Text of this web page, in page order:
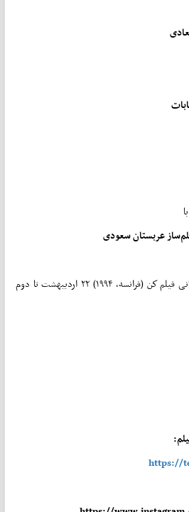
ساز عربستانسعودی
چهل‌وهفتمین دوره جشنواره جهانی فیلم كن (فرانسه، ۱۹۹۴) ۲۲ اردیبهشت تا دوم
https://